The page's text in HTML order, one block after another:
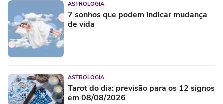
ASTROLOGIA
7 sonhos que podem indicar mudança
de vida
ASTROLOGIA
Tarot do dia: previsão para os 12 signos
em 08/08/2026